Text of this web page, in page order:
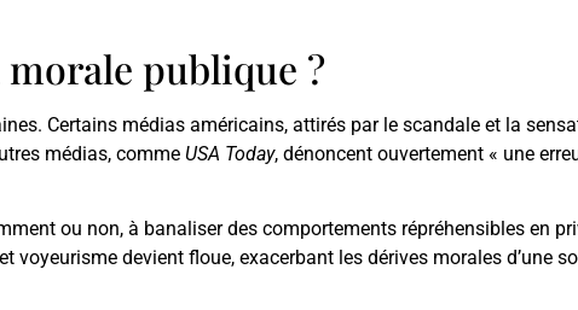
publique ?
Certains médias américains, attirés par le scandale et la
médias, comme USA Today, dénoncent ouvertement « une
ou non, à banaliser des comportements répréhensibles en
devient floue, exacerbant les dérives morales d’une